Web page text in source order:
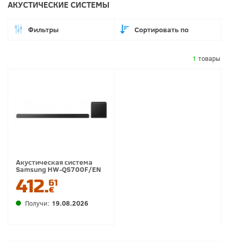
АКУСТИЧЕСКИЕ СИСТЕМЫ
Фильтры Сортировать по
1 товары
Акустическая система
Samsung HW-QS700F/EN
412.61
€
Получи: 19.08.2026